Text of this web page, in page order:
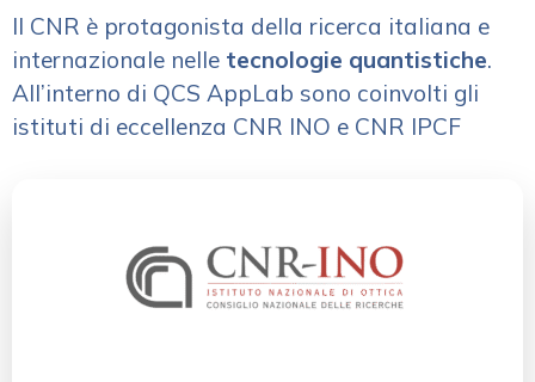
Il CNR è protagonista della ricerca italiana e
internazionale nelle tecnologie quantistiche.
All’interno di QCS AppLab sono coinvolti gli
istituti di eccellenza CNR INO e CNR IPCF